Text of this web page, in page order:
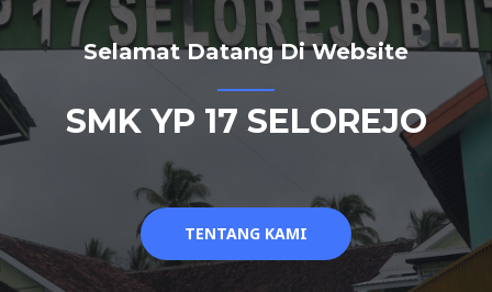
Selamat Datang Di Website
SMK YP 17 SELOREJO
TENTANG KAMI